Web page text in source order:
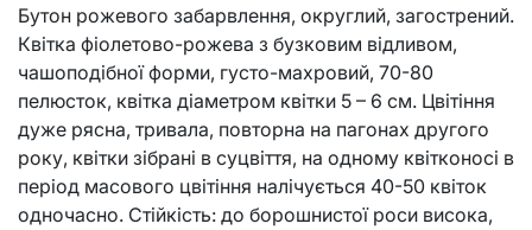
Бутон рожевого забарвлення, округлий, загострений.
Квітка фіолетово-рожева з бузковим відливом,
чашоподібної форми, густо-махровий, 70-80
пелюсток, квітка діаметром квітки 5 – 6 см. Цвітіння
дуже рясна, тривала, повторна на пагонах другого
року, квітки зібрані в суцвіття, на одному квітконосі в
період масового цвітіння налічується 40-50 квіток
одночасно. Стійкість: до борошнистої роси висока,